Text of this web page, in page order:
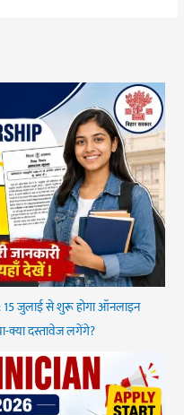
जुलाई से शुरू होगा ऑनलाइन
दस्तावेज लगेंगे?